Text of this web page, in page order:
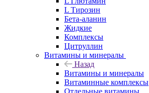
L Тирозин
Бета-аланин
Жидкие
Комплексы
Цитруллин
Витамины и минералы
Назад
Витамины и минералы
Витаминные комплексы
Отдельные витамины